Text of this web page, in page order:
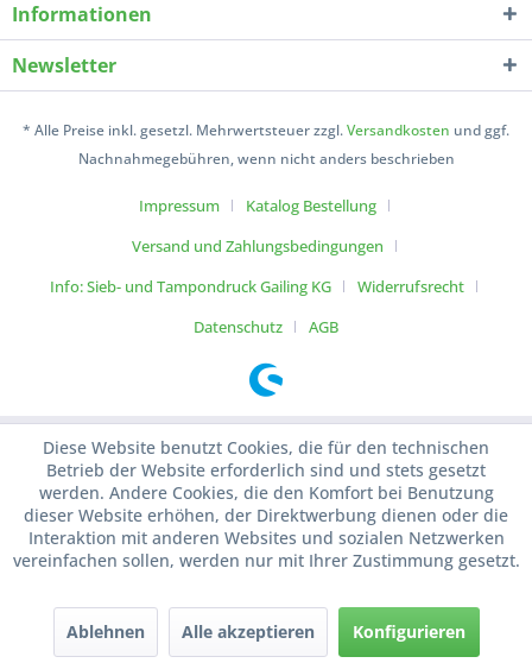
Informationen
Newsletter
* Alle Preise inkl. gesetzl. Mehrwertsteuer zzgl.Versandkosten und ggf.
Nachnahmegebühren, wenn nicht anders beschrieben
Impressum
Katalog Bestellung
Versand und Zahlungsbedingungen
Info: Sieb- und Tampondruck Gailing KG
Widerrufsrecht
Datenschutz
AGB
Diese Website benutzt Cookies, die für den technischen
Betrieb der Website erforderlich sind und stets gesetzt
werden. Andere Cookies, die den Komfort bei Benutzung
dieser Website erhöhen, der Direktwerbung dienen oder die
Interaktion mit anderen Websites und sozialen Netzwerken
vereinfachen sollen, werden nur mit Ihrer Zustimmung gesetzt.
Ablehnen Alle akzeptieren Konfigurieren